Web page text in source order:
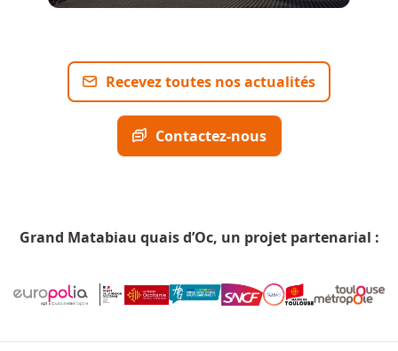
Recevez toutes nos actualités
Contactez-nous
Grand Matabiau quais d’Oc, un projet partenarial :